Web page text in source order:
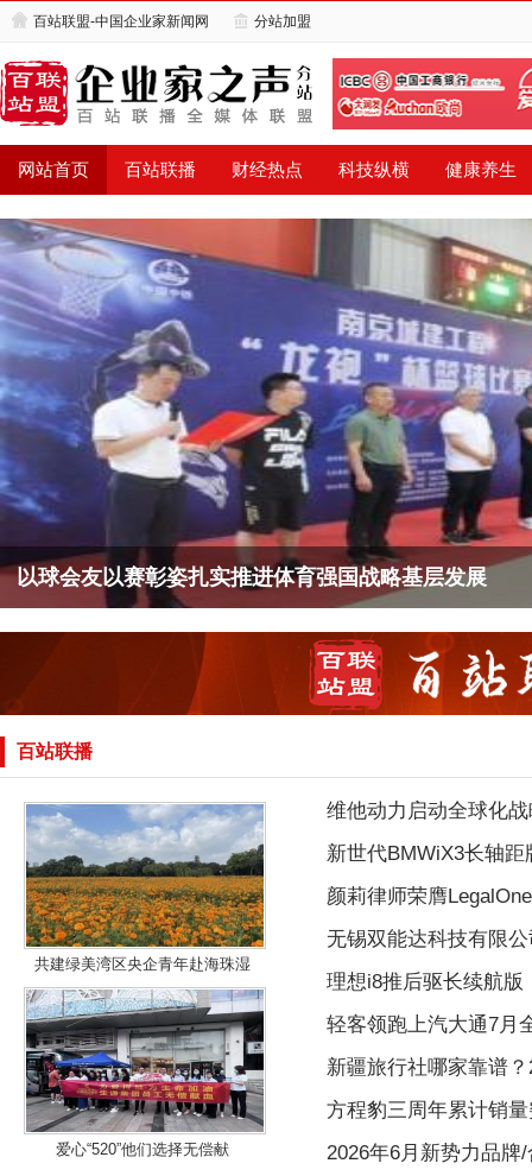
百站联盟-中国企业家新闻网 分站加盟
网站首页 百站联播 财经热点 科技纵横 健康养生
以球会友以赛彰姿扎实推进体育强国战略基层发展
百站联播
共建绿美湾区央企青年赴海珠湿
爱心“520”他们选择无偿献
维他动力启动全球化
新世代BMWiX3长轴
颜莉律师荣膺
无锡双能达科技有限
理想i8推后驱长续航版
轻客领跑上汽大通7月
新疆旅行社哪家靠谱
方程豹三周年累计销
2026年6月新势力品牌